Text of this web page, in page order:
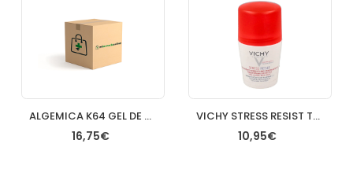
ALGEMICA K64 GEL DE ARNICA
16,75€
VICHY STRESS RESIST TTO INTENS ANTITRANSPIRANTE 72 DESODORANTE
10,95€